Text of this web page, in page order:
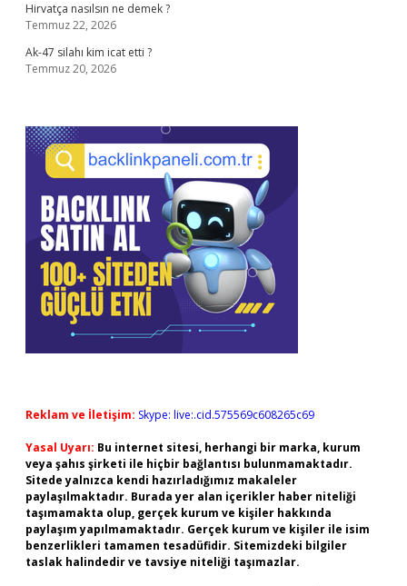
Hirvatça nasılsın ne demek ?
Temmuz 22, 2026
Ak-47 silahı kim icat etti ?
Temmuz 20, 2026
Reklam ve İletişim: Skype: live:.cid.575569c608265c69
Yasal Uyarı: Bu internet sitesi, herhangi bir marka, kurum
veya şahıs şirketi ile hiçbir bağlantısı bulunmamaktadır.
Sitede yalnızca kendi hazırladığımız makaleler
paylaşılmaktadır. Burada yer alan içerikler haber niteliği
taşımamakta olup, gerçek kurum ve kişiler hakkında
paylaşım yapılmamaktadır. Gerçek kurum ve kişiler ile isim
benzerlikleri tamamen tesadüfidir. Sitemizdeki bilgiler
taslak halindedir ve tavsiye niteliği taşımazlar.